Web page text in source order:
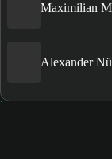
Maximilian
Alexander